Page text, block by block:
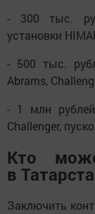
- 300 тыс.
установки
- 500 тыс.
Abrams,
- 1 млн
Challenger,
Кто
в
Заключить